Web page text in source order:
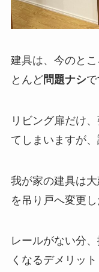
建具は、今のと
とんど問題ナシで
リビング扉だけ
てしまいますが
我が家の建具は
を吊り戸へ変更
レールがない分
くなるデメリッ